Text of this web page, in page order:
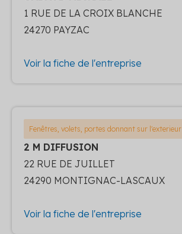
1 RUE DE LA CROIX BLANCHE
24270 PAYZAC
Voir la fiche de l'entreprise
Fenêtres, volets, portes donnant sur l'exterieur
2 M DIFFUSION
22 RUE DE JUILLET
24290 MONTIGNAC-LASCAUX
Voir la fiche de l'entreprise